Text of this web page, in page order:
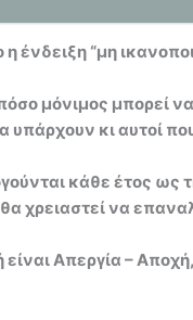
η ένδειξη “μη
μόνιμος μπορεί
κι αυτοί
κάθε έτος ως
χρειαστεί να
είναι Απεργία –